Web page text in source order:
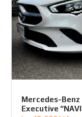
Mercedes-Benz
Executive